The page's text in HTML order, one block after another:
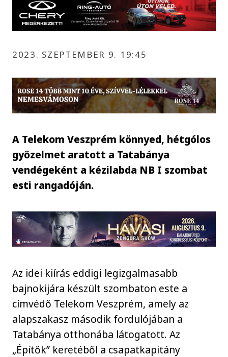
2023. SZEPTEMBER 9. 19:45
A Telekom Veszprém könnyed, hétgólos
győzelmet aratott a Tatabánya
vendégeként a kézilabda NB I szombat
esti rangadóján.
Az idei kiírás eddigi legizgalmasabb
bajnokijára készült szombaton este a
címvédő Telekom Veszprém, amely az
alapszakasz második fordulójában a
Tatabánya otthonába látogatott. Az
„Építők” keretéből a csapatkapitány